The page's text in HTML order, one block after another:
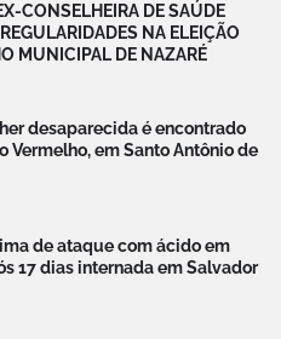
CONSELHEIRA DE SAÚDE
NA ELEIÇÃO
MUNICIPAL DE NAZARÉ
desaparecida é encontrado
Vermelho, em Santo Antônio de
de ataque com ácido em
17 dias internada em Salvador